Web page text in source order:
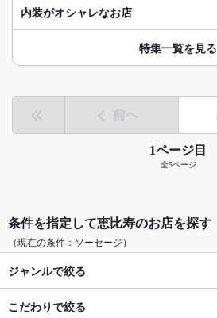
内装がオシャレなお店
特集一覧を見る
前へ
1ページ目
全5ページ
条件を指定して恵比寿のお店を探す
（現在の条件：ソーセージ）
ジャンルで絞る
こだわりで絞る